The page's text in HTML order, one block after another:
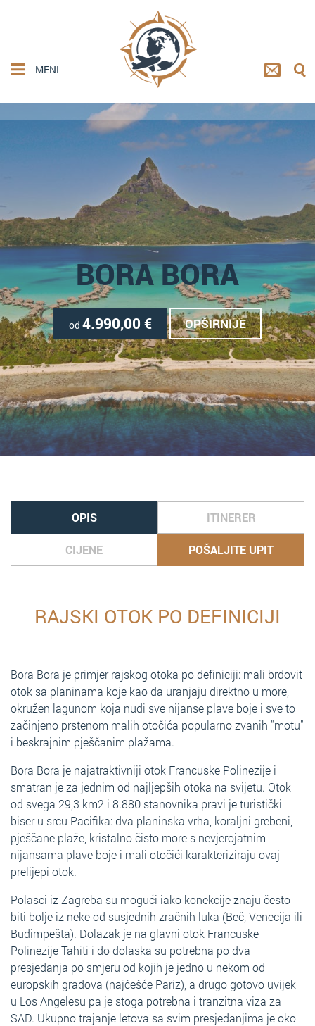
MENI
BORA BORA
od 4.990,00 € OPŠIRNIJE
OPIS ITINERER
CIJENE POŠALJITE UPIT
RAJSKI OTOK PO DEFINICIJI
Bora Bora je primjer rajskog otoka po definiciji: mali brdovit
otok sa planinama koje kao da uranjaju direktno u more,
okružen lagunom koja nudi sve nijanse plave boje i sve to
začinjeno prstenom malih otočića popularno zvanih "motu"
i beskrajnim pješčanim plažama.
Bora Bora je najatraktivniji otok Francuske Polinezije i
smatran je za jednim od najljepših otoka na svijetu. Otok
od svega 29,3 km2 i 8.880 stanovnika pravi je turistički
biser u srcu Pacifika: dva planinska vrha, koraljni grebeni,
pješčane plaže, kristalno čisto more s nevjerojatnim
nijansama plave boje i mali otočići karakteriziraju ovaj
prelijepi otok.
Polasci iz Zagreba su mogući iako konekcije znaju često
biti bolje iz neke od susjednih zračnih luka (Beč, Venecija ili
Budimpešta). Dolazak je na glavni otok Francuske
Polinezije Tahiti i do dolaska su potrebna po dva
presjedanja po smjeru od kojih je jedno u nekom od
europskih gradova (najčešće Pariz), a drugo gotovo uvijek
u Los Angelesu pa je stoga potrebna i tranzitna viza za
SAD. Ukupno trajanje letova sa svim presjedanjima je oko